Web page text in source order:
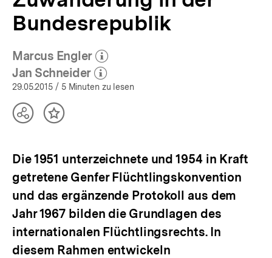
Europäischen
Asylsystems
Bundesrepublik
Marcus Engler
(Mehr zum Autor)
öffnen
Jan Schneider
(Mehr zum Autor)
öffnen
29.05.2015 / 5 Minuten zu lesen
TeilenInhalt
Die 1951 unterzeichnete und 1954 in Kraft
getretene Genfer Flüchtlingskonvention
und das ergänzende Protokoll aus dem
Jahr 1967 bilden die Grundlagen des
internationalen Flüchtlingsrechts. In
diesem Rahmen entwickeln